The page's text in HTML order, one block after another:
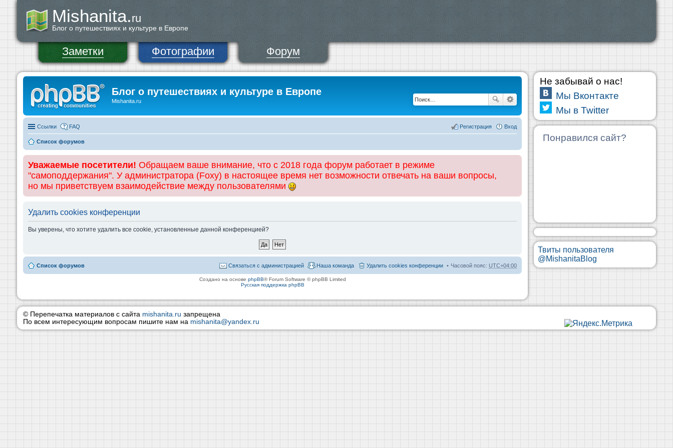
Mishanita.ru
Блог о путешествиях и культуре в Европе
Заметки Фотографии Форум
Блог о путешествиях и культуре в Европе
Mishanita.ru
Ссылки FAQ Вход
Регистрация
Список форумов
Уважаемые посетители! Обращаем ваше внимание, что с 2018 года форум работает в режиме
"самоподдержания". У администратора (Foxy) в настоящее время нет возможности отвечать на ваши вопросы,
но мы приветствуем взаимодействие между пользователями
Удалить cookies конференции
Вы уверены, что хотите удалить все cookie, установленные данной конференцией?
Список форумов Часовой пояс: UTC+04:00
Удалить cookies конференции
Наша команда
Связаться с администрацией
Создано на основе phpBB® Forum Software © phpBB Limited
Русская поддержка phpBB
Не забывай о нас!
Мы Вконтакте
Мы в Twitter
Понравился сайт?
Твиты пользователя
@MishanitaBlog
© Перепечатка материалов с сайта mishanita.ru запрещена
По всем интересующим вопросам пишите нам на mishanita@yandex.ru